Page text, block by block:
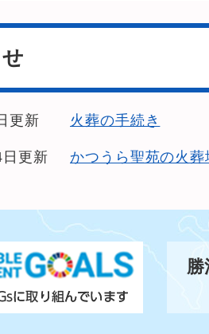
更新 火葬の手続き
更新 かつうら聖苑の火
勝